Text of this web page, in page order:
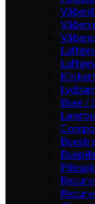
Våben
Buer /
Buepile